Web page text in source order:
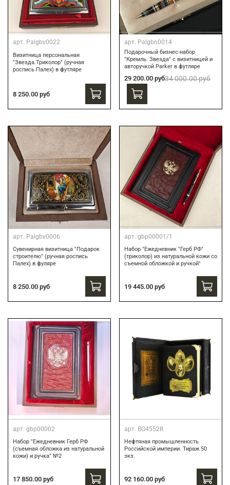
арт. Palgbv0022
Визитница персональная
"Звезда.Триколор" (ручная
роспись Палех) в футляре
8 250.00 руб
арт. Palgbn0014
Подарочный бизнес-набор
"Кремль. Звезда" с визитницей и
авторучкой Parker в футляре
29 200.00 руб34 000.00 руб
арт. Palgbv0006
Сувенирная визитница "Подарок
строителю" (ручная роспись
Палех) в фуляре
8 250.00 руб
арт. gbp00001/1
Набор "Ежедневник "Герб РФ"
(триколор) из натуральной кожи со
съемной обложкой и ручкой"
19 445.00 руб
арт. gbp00002
Набор "Ежедневник Герб РФ
(съемная обложка из натуральной
кожи) и ручка" №2
17 850.00 руб
арт. BG4552R
Нефтяная промышленность
Российской империи. Тираж 50
экз.
92 160.00 руб